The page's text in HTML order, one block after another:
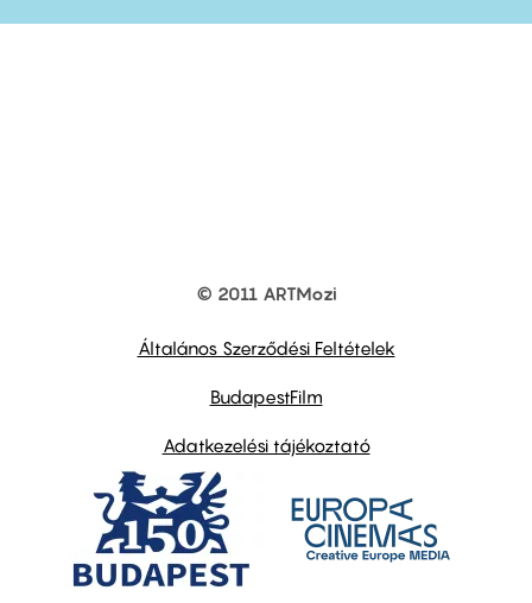
© 2011 ARTMozi
Általános Szerződési Feltételek
BudapestFilm
Adatkezelési tájékoztató